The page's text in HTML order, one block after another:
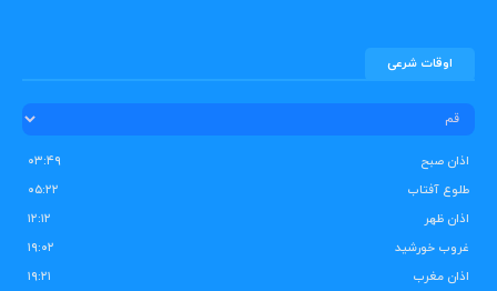
اوقات شرعی
اذان صبح
۰۳:۴۹
طلوع آفتاب
۰۵:۲۲
اذان ظهر
۱۲:۱۲
غروب خورشید
۱۹:۰۲
اذان مغرب
۱۹:۲۱